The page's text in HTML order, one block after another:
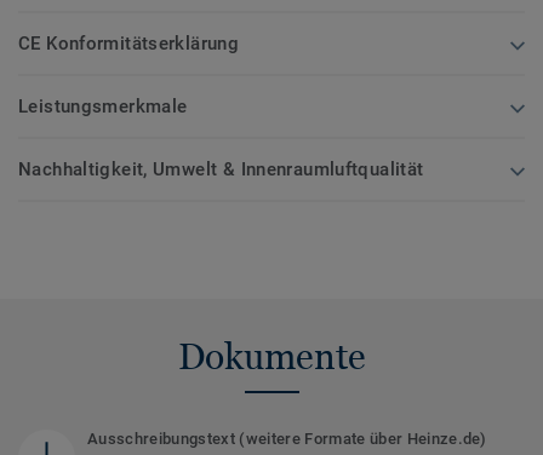
CE Konformitätserklärung
Leistungsmerkmale
Nachhaltigkeit, Umwelt & Innenraumluftqualität
Dokumente
Ausschreibungstext (weitere Formate über Heinze.de)